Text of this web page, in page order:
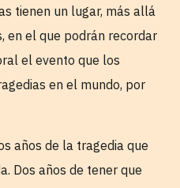
tienen un lugar, más allá
en el que podrán recordar
el evento que los
en el mundo, por
años de la tragedia que
Dos años de tener que